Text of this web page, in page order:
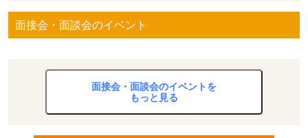
面接会・面談会のイベント
面接会・面談会のイベントを
もっと見る